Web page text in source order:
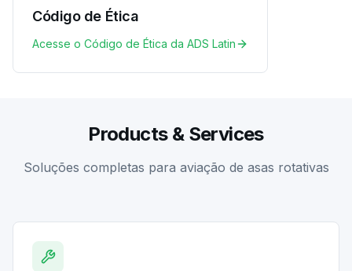
Código de Ética
Acesse o Código de Ética da ADS Latin
Products & Services
Soluções completas para aviação de asas rotativas